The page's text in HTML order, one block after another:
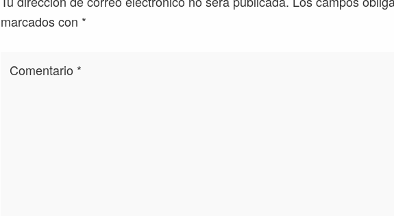
los
marcados con *